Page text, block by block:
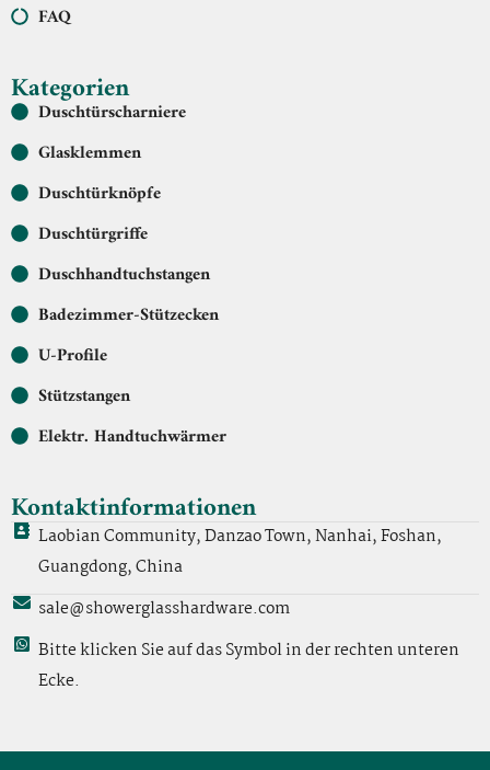
FAQ
Kategorien
Duschtürscharniere
Glasklemmen
Duschtürknöpfe
Duschtürgriffe
Duschhandtuchstangen
Badezimmer-Stützecken
U-Profile
Stützstangen
Elektr. Handtuchwärmer
Kontaktinformationen
Laobian Community, Danzao Town, Nanhai, Foshan,
Guangdong, China
sale@showerglasshardware.com
Bitte klicken Sie auf das Symbol in der rechten unteren
Ecke.